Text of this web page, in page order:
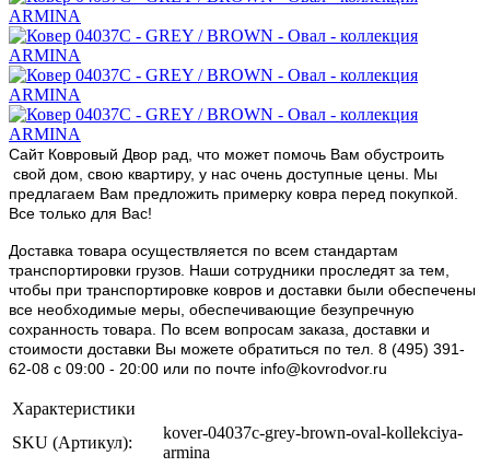
Сайт Ковровый Двор рад, что может помочь Вам обустроить
свой дом, свою квартиру, у нас очень доступные цены. Мы
предлагаем Вам предложить примерку ковра перед покупкой.
Все только для Вас!
Доставка товара осуществляется по всем стандартам
транспортировки грузов. Наши сотрудники проследят за тем,
чтобы при транспортировке ковров и доставки были обеспечены
все необходимые меры, обеспечивающие безупречную
сохранность товара. По всем вопросам заказа, доставки и
стоимости доставки Вы можете обратиться по тел. 8 (495) 391-
62-08 c 09:00 - 20:00 или по почте info@kovrodvor.ru
Характеристики
SKU (Артикул):
kover-04037c-grey-brown-oval-kollekciya-
armina